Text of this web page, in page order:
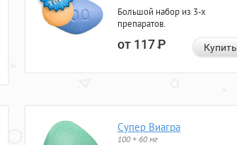
Большой набор из 3-х
препаратов.
от 117Р Купить
Супер Виагра
100 + 60 мг